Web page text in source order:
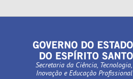
Secretaria da Ciência, Tecnologia,
Inovação e Educação Profissional